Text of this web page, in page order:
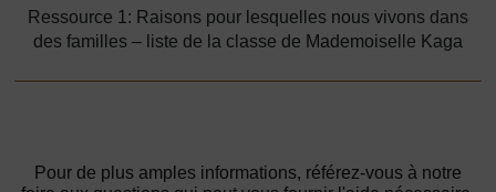
Ressource 1: Raisons pour lesquelles nous vivons dans
des familles – liste de la classe de Mademoiselle Kaga
Pour de plus amples informations, référez-vous à notre